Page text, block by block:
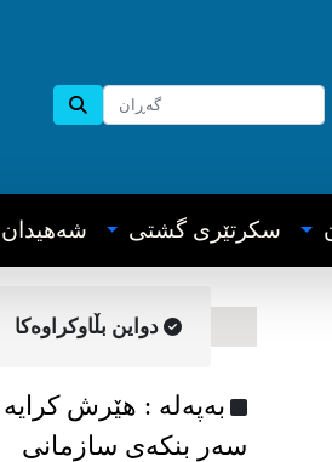
سکرتێری گشتی شه‌هیدان
دواین بڵاوکراوه‌کا
به‌په‌له‌ : هێرش کرایە
سەر بنکەی سازمانی